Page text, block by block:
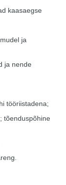
kaasaegse
ja
ja nende
tööriistadena;
tõenduspõhine